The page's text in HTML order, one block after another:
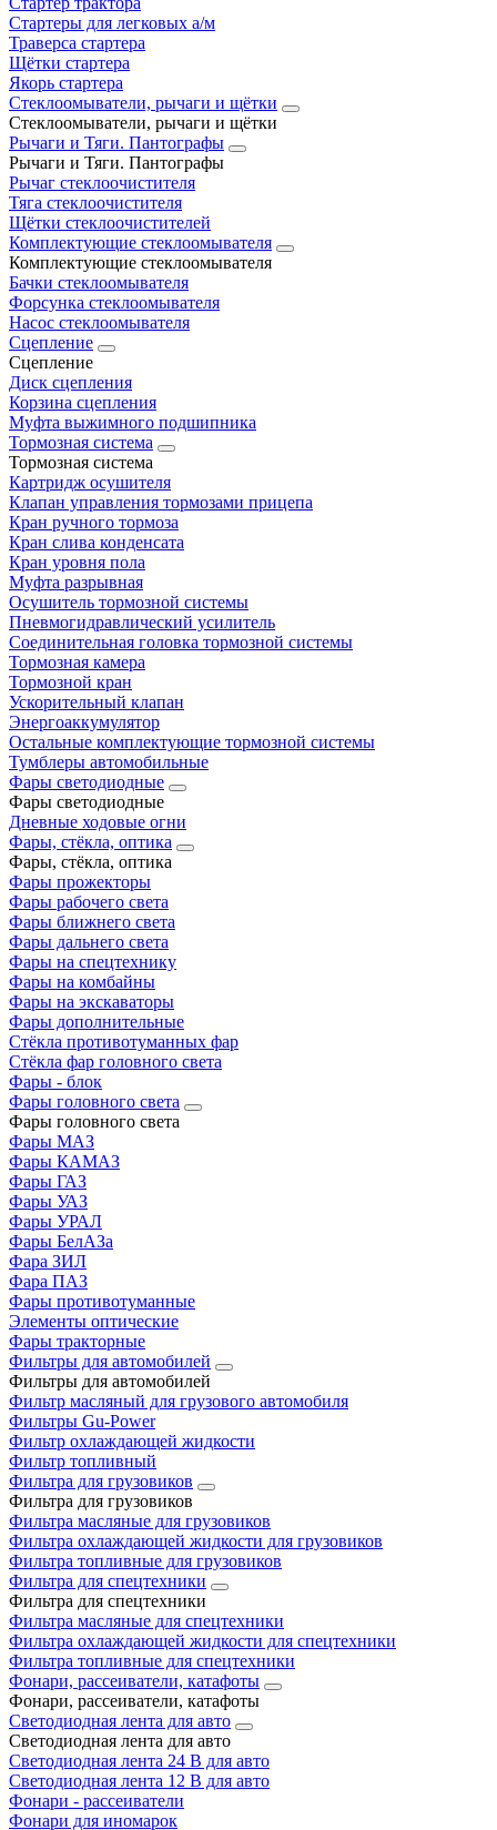
Стартеры для легковых а/м
Траверса стартера
Щётки стартера
Якорь стартера
Стеклоомыватели, рычаги и щётки
Стеклоомыватели, рычаги и щётки
Рычаги и Тяги. Пантографы
Рычаги и Тяги. Пантографы
Рычаг стеклоочистителя
Тяга стеклоочистителя
Щётки стеклоочистителей
Комплектующие стеклоомывателя
Комплектующие стеклоомывателя
Бачки стеклоомывателя
Форсунка стеклоомывателя
Насос стеклоомывателя
Сцепление
Сцепление
Диск сцепления
Корзина сцепления
Муфта выжимного подшипника
Тормозная система
Тормозная система
Картридж осушителя
Клапан управления тормозами прицепа
Кран ручного тормоза
Кран слива конденсата
Кран уровня пола
Муфта разрывная
Осушитель тормозной системы
Пневмогидравлический усилитель
Соединительная головка тормозной системы
Тормозная камера
Тормозной кран
Ускорительный клапан
Энергоаккумулятор
Остальные комплектующие тормозной системы
Тумблеры автомобильные
Фары светодиодные
Фары светодиодные
Дневные ходовые огни
Фары, стёкла, оптика
Фары, стёкла, оптика
Фары прожекторы
Фары рабочего света
Фары ближнего света
Фары дальнего света
Фары на спецтехнику
Фары на комбайны
Фары на экскаваторы
Фары дополнительные
Стёкла противотуманных фар
Стёкла фар головного света
Фары - блок
Фары головного света
Фары головного света
Фары МАЗ
Фары КАМАЗ
Фары ГАЗ
Фары УАЗ
Фары УРАЛ
Фары БелАЗа
Фара ЗИЛ
Фара ПАЗ
Фары противотуманные
Элементы оптические
Фары тракторные
Фильтры для автомобилей
Фильтры для автомобилей
Фильтр масляный для грузового автомобиля
Фильтры Gu-Power
Фильтр охлаждающей жидкости
Фильтр топливный
Фильтра для грузовиков
Фильтра для грузовиков
Фильтра масляные для грузовиков
Фильтра охлаждающей жидкости для грузовиков
Фильтра топливные для грузовиков
Фильтра для спецтехники
Фильтра для спецтехники
Фильтра масляные для спецтехники
Фильтра охлаждающей жидкости для спецтехники
Фильтра топливные для спецтехники
Фонари, рассеиватели, катафоты
Фонари, рассеиватели, катафоты
Светодиодная лента для авто
Светодиодная лента для авто
Светодиодная лента 24 В для авто
Светодиодная лента 12 В для авто
Фонари - рассеиватели
Фонари для иномарок